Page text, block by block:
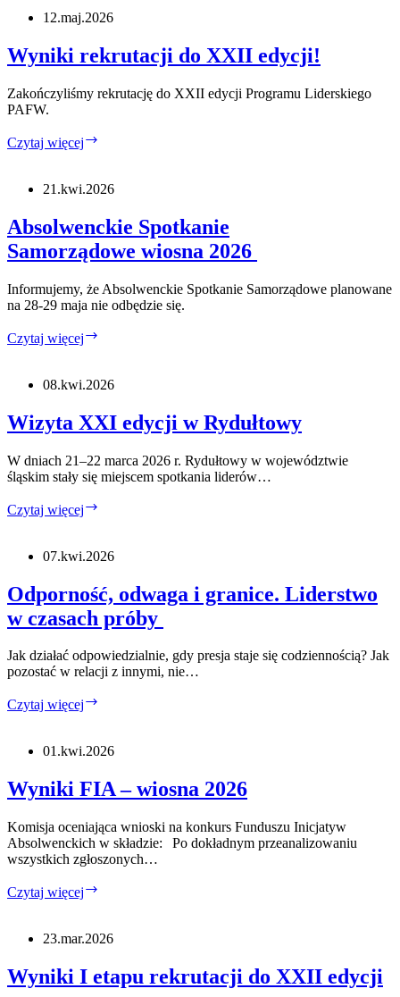
Liderskiego
2026
12.maj.2026
Wyniki rekrutacji do XXII edycji!
Zakończyliśmy rekrutację do XXII edycji Programu Liderskiego
PAFW.
Czytaj więcej
XXII
21.kwi.2026
Absolwenckie Spotkanie
Samorządowe wiosna 2026
Informujemy, że Absolwenckie Spotkanie Samorządowe planowane
na 28-29 maja nie odbędzie się.
Czytaj więcej
08.kwi.2026
Wizyta XXI edycji w Rydułtowy
W dniach 21–22 marca 2026 r. Rydułtowy w województwie
śląskim stały się miejscem spotkania liderów…
Czytaj więcej
w
07.kwi.2026
Odporność, odwaga i granice. Liderstwo
w czasach próby
Jak działać odpowiedzialnie, gdy presja staje się codziennością? Jak
pozostać w relacji z innymi, nie…
Czytaj więcej
granice.
w
czasach
01.kwi.2026
Wyniki FIA – wiosna 2026
Komisja oceniająca wnioski na konkurs Funduszu Inicjatyw
Absolwenckich w składzie: Po dokładnym przeanalizowaniu
wszystkich zgłoszonych…
Czytaj więcej
wiosna
23.mar.2026
Wyniki I etapu rekrutacji do XXII edycji